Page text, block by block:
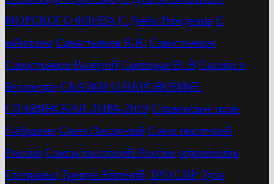
МОРСКОГО ФЛОТА С Днём Рождения С
юбиллем Савастьянов В.Н. Савостьянов
Савостьянов Валерий Синицын В. В Сказки о
Белозерке СКАЗКИ О ПАРОВОЗИКЕ
СЛАВЯНСКАЯ ЛИРА-2019 Словенское поле
Собрание Союз Писателей Союз писателей
России Союза писателей России справочник
Стечкины Трещев Евгений ТРО СПР Тула